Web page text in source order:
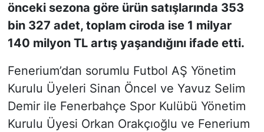
önceki sezona göre ürün satışlarında 353
bin 327 adet, toplam ciroda ise 1 milyar
140 milyon TL artış yaşandığını ifade etti.
Fenerium’dan sorumlu Futbol AŞ Yönetim
Kurulu Üyeleri Sinan Öncel ve Yavuz Selim
Demir ile Fenerbahçe Spor Kulübü Yönetim
Kurulu Üyesi Orkan Orakçıoğlu ve Fenerium